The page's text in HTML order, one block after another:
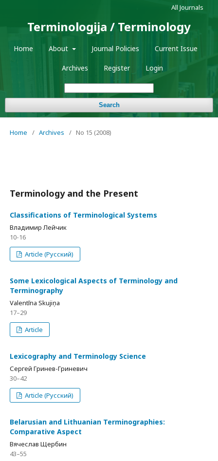
Terminologija / Terminology
Home About Journal Policies Current Issue
Archives Register Login
Search
All Journals
Home / Archives / No 15 (2008)
Terminology and the Present
Classifications of Terminological Systems
Владимир Лейчик
10-16
Article (Русский)
Some Lexicological Aspects of Terminology and
Terminography
Valentīna Skujiņa
17–29
Article
Lexicography and Terminology Science
Сергей Гринев-Гриневич
30–42
Article (Русский)
Belarusian and Lithuanian Terminographies:
Comparative Aspect
Вячеслав Щербин
43–55